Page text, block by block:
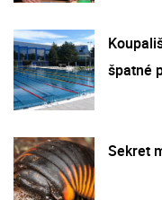
špatné
Sekret